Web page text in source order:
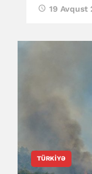
19 Avqust
TÜRKIYƏ